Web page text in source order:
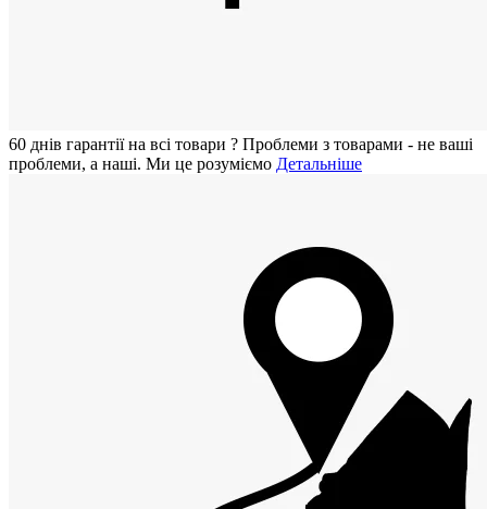
60 днiв гарантії на всi товари ? Проблеми з товарами - не ваші
проблеми, а наші. Ми це розуміємо Детальніше